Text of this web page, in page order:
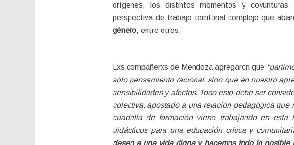
orígenes, los distintos momentos y
perspectiva de trabajo territorial complejo que
género, entre otros.
Lxs compañerxs de Mendoza agregaron que
sólo pensamiento racional, sino que en nuestro
sensibilidades y afectos. Todo esto debe ser
colectiva, apostado a una relación pedagógica que
cuadrilla de formación viene trabajando en esta
didácticos para una educación crítica y
deseo a una vida digna y hacemos todo lo posible